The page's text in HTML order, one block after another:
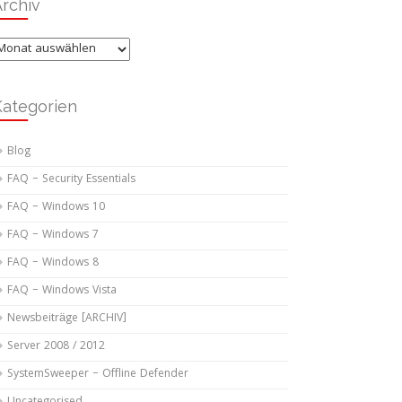
Blog
FAQ – Security Essentials
FAQ – Windows 10
FAQ – Windows 7
FAQ – Windows 8
FAQ – Windows Vista
Newsbeiträge [ARCHIV]
Server 2008 / 2012
SystemSweeper – Offline Defender